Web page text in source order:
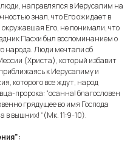
направлялся в Иерусалим на
знал, что Его ожидает в
окружавшая Его, не понимали, что
Пасхи был воспоминанием о
народа. Люди мечтали об
(Христа), который избавит
к Иерусалиму и
которого все ждут, народ
пророка: “осанна! благословен
грядущее во имя Господа
в вышних! “(Мк. 11:9-10).